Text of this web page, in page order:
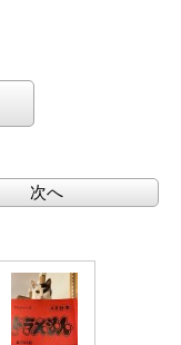
次へ